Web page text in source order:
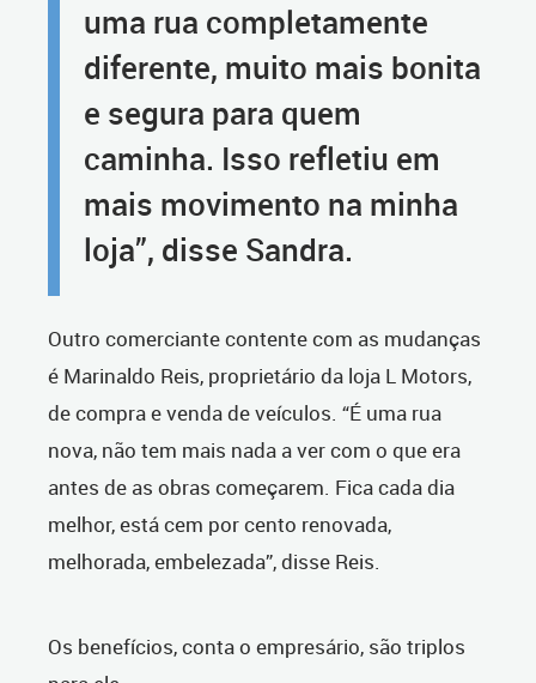
uma rua completamente
diferente, muito mais bonita
e segura para quem
caminha. Isso refletiu em
mais movimento na minha
loja”, disse Sandra.
Outro comerciante contente com as mudanças
é Marinaldo Reis, proprietário da loja L Motors,
de compra e venda de veículos. “É uma rua
nova, não tem mais nada a ver com o que era
antes de as obras começarem. Fica cada dia
melhor, está cem por cento renovada,
melhorada, embelezada”, disse Reis.
Os benefícios, conta o empresário, são triplos